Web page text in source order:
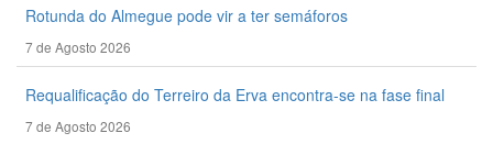
Rotunda do Almegue pode vir a ter semáforos
7 de Agosto 2026
Requalificação do Terreiro da Erva encontra-se na fase final
7 de Agosto 2026